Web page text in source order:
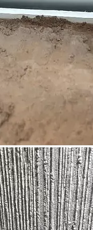
обсуждаем судебную
покупателям
и как повлияет